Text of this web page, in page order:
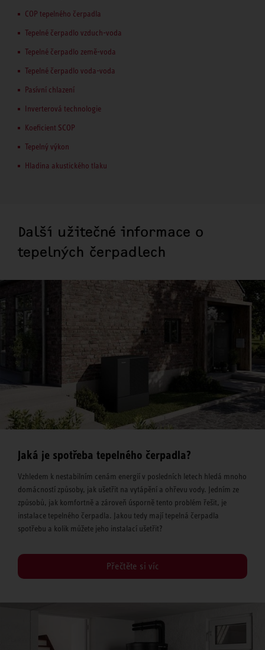
COP tepelného čerpadla
Tepelné čerpadlo vzduch-voda
Tepelné čerpadlo země-voda
Tepelné čerpadlo voda-voda
Pasívní chlazení
Inverterová technologie
Koeficient SCOP
Tepelný výkon
Hladina akustického tlaku
Další užitečné informace o
tepelných čerpadlech
Jaká je spotřeba tepelného čerpadla?
Vzhledem k nestabilním cenám energií v posledních letech hledá mnoho
domácností způsoby, jak ušetřit na vytápění a ohřevu vody. Jedním ze
způsobů, jak komfortně a zároveň úsporně tento problém řešit, je
instalace tepelného čerpadla. Jakou tedy mají tepelná čerpadla
spotřebu a kolik můžete jeho instalací ušetřit?
Přečtěte si víc